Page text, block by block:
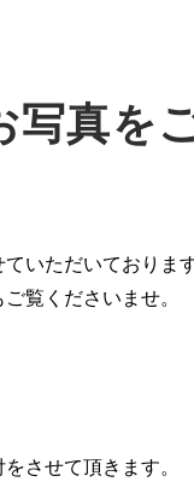
写真を
いただいておりま
覧くださいませ。
させて頂きます。